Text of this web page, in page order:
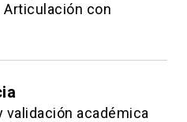
con
validación académica